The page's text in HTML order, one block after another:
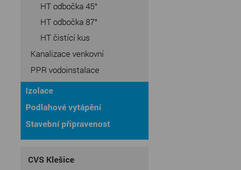
HT odbočka 45°
HT odbočka 87°
HT čistící kus
Kanalizace venkovní
PPR vodoinstalace
Izolace
Podlahové vytápění
Stavební připravenost
CVS Klešice